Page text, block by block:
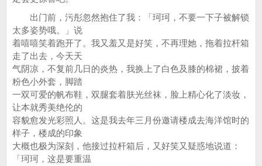
出门前，污彤忽然抱住了我：「珂珂，不要一下子被解锁
太多姿势哦。」说
着嘻嘻笑着跑开了。我又羞又是好笑，不再理她，拖着拉杆箱
走了出去，今天天
气阴凉，不复前几日的炎热，我换上了白色及膝的棉裙，披着
粉色小外套，脚踏
一双可爱的帆布鞋，双腿套着肤光丝袜，脸上精心化了淡妆，
让本就秀美绝伦的
容貌愈发光彩照人。这是我去年三月份邀请楼成去海洋馆时的
样子，楼成的印象
大概也极为深刻，他接过拉杆箱后，又好笑又疑惑地说道：
「珂珂，这是要重温